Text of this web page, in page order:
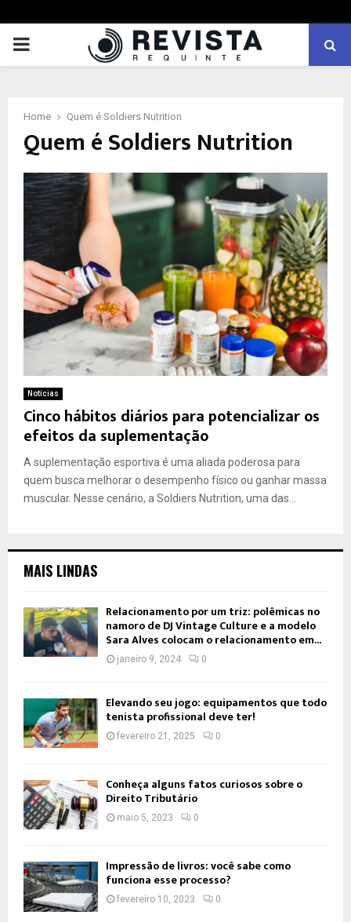
PRIMARY
Home Quem é Soldiers Nutrition
Quem é Soldiers Nutrition
Notícias
Cinco hábitos diários para potencializar os
efeitos da suplementação
A suplementação esportiva é uma aliada poderosa para
quem busca melhorar o desempenho físico ou ganhar massa
muscular. Nesse cenário, a Soldiers Nutrition, uma das...
MAIS LINDAS
Relacionamento por um triz: polêmicas no
namoro de DJ Vintage Culture e a modelo
Sara Alves colocam o relacionamento em...
janeiro 9, 2024 0
Elevando seu jogo: equipamentos que todo
tenista profissional deve ter!
fevereiro 21, 2025 0
Conheça alguns fatos curiosos sobre o
Direito Tributário
maio 5, 2023 0
Impressão de livros: você sabe como
funciona esse processo?
fevereiro 10, 2023 0